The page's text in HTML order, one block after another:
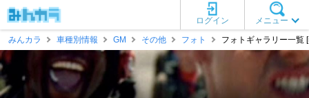
メニュー
ログイン
みんカラ
車種別情報 GM その他 フォト フォトギャラリー一